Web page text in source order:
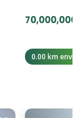
0.00 km